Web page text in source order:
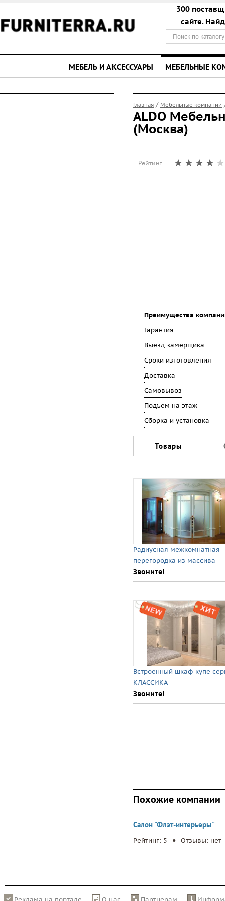
300
сайте.
МЕБЕЛЬ И АКСЕССУАРЫ МЕБЕЛЬНЫЕ
Главная / Мебельные компании
ALDO
(Москва)
Рейтинг
Преимущества
Гарантия
Выезд замерщика
Сроки изготовления
Доставка
Самовывоз
Подъем на этаж
Сборка и установка
Товары
Радиусная межкомнатная
перегородка из массива
Звоните!
Встроенный шкаф-купе
КЛАССИКА
Звоните!
Похожие компании
Салон "Флэт-интерьеры"
Рейтинг: 5 . Отзывы: нет